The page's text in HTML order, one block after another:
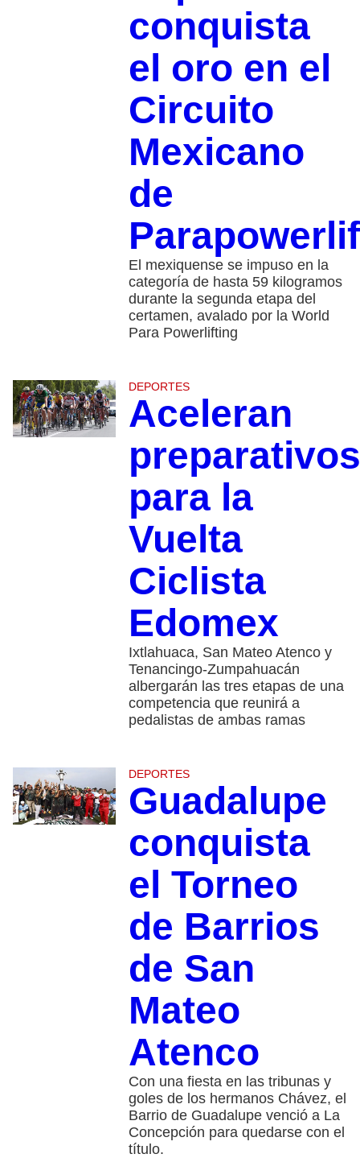
conquista
el oro en el
Circuito
Mexicano
de
El mexiquense se impuso en la
categoría de hasta 59 kilogramos
durante la segunda etapa del
certamen, avalado por la World
Para Powerlifting
DEPORTES
Aceleran
preparativos
para la
Vuelta
Ciclista
Edomex
Ixtlahuaca, San Mateo Atenco y
Tenancingo-Zumpahuacán
albergarán las tres etapas de una
competencia que reunirá a
pedalistas de ambas ramas
DEPORTES
Guadalupe
conquista
el Torneo
de Barrios
de San
Mateo
Atenco
Con una fiesta en las tribunas y
goles de los hermanos Chávez, el
Barrio de Guadalupe venció a La
Concepción para quedarse con el
título.